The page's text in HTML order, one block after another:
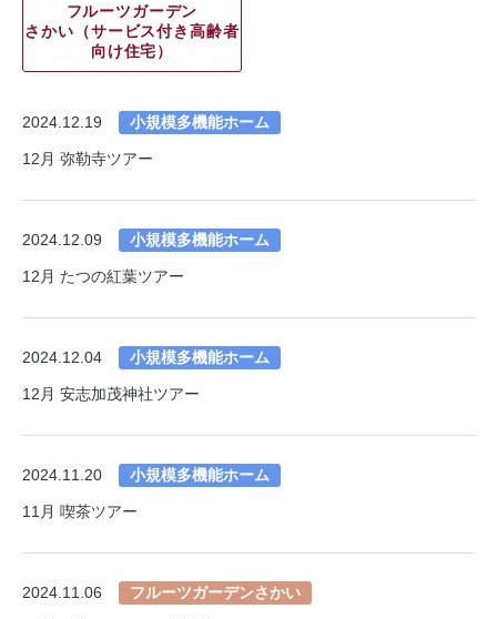
フルーツガーデン
さかい（サービス付き高齢者
向け住宅）
2024.12.19 小規模多機能ホーム
12月 弥勒寺ツアー
2024.12.09 小規模多機能ホーム
12月 たつの紅葉ツアー
2024.12.04 小規模多機能ホーム
12月 安志加茂神社ツアー
2024.11.20 小規模多機能ホーム
11月 喫茶ツアー
2024.11.06 フルーツガーデンさかい